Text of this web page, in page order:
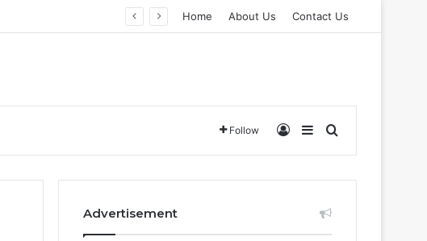
Home About Us Contact Us
Follow Log InSidebarSearch for
Advertisement